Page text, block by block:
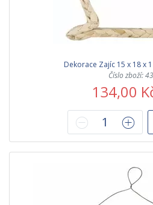
Dekorace Zajíc 15 x 18 x
Číslo zboží:
134,00